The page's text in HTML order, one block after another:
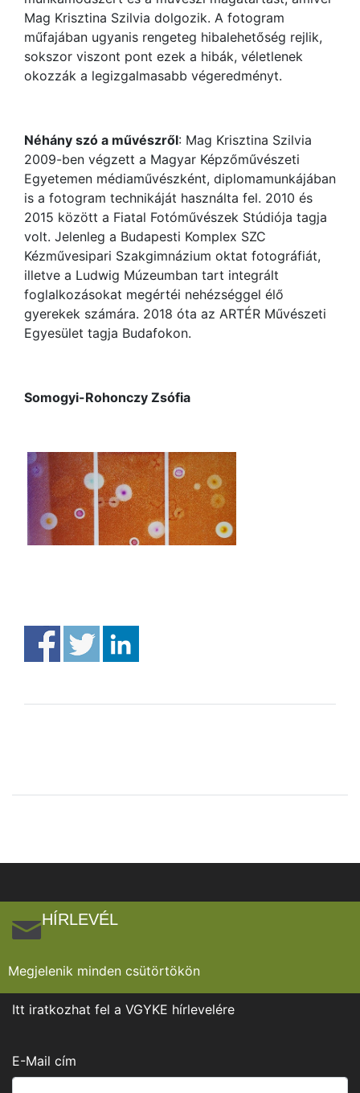
Mag Krisztina Szilvia dolgozik. A fotogram
műfajában ugyanis rengeteg hibalehetőség rejlik,
sokszor viszont pont ezek a hibák, véletlenek
okozzák a legizgalmasabb végeredményt.
Néhány szó a művészről: Mag Krisztina Szilvia
2009-ben végzett a Magyar Képzőművészeti
Egyetemen médiaművészként, diplomamunkájában
is a fotogram technikáját használta fel. 2010 és
2015 között a Fiatal Fotóművészek Stúdiója tagja
volt. Jelenleg a Budapesti Komplex SZC
Kézművesipari Szakgimnázium oktat fotográfiát,
illetve a Ludwig Múzeumban tart integrált
foglalkozásokat megértéi nehézséggel élő
gyerekek számára. 2018 óta az ARTÉR Művészeti
Egyesület tagja Budafokon.
Somogyi-Rohonczy Zsófia
HÍRLEVÉL
Megjelenik minden csütörtökön
Itt iratkozhat fel a VGYKE hírlevelére
E-Mail cím